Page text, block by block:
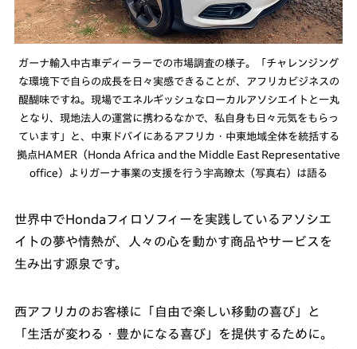
ガーナ輸入中古車ディーラーでの市場調査の様子。「チャレンジング
な環境下で自らの成長を日々実感できることが、アフリカビジネスの
醍醐味ですね。現場でエネルギッシュなローカルアソシエイトと一丸
となり、現地法人の運営に携わるなかで、私自身も日々元気をもらっ
ています」と、中東ドバイにあるアフリカ・中東地域全体を統括する
拠点HAMER（Honda Africa and the Middle East Representative
office）よりガーナ事業の支援を行う宇高瞭太（写真右）は語る
世界中でHondaフィロソフィーを実践しているアソシエ
イトの夢や情熱が、人々の心を動かす商品やサービスを
生み出す源泉です。
西アフリカのお客様に「自由で楽しい移動の喜び」と
「生活が変わる・豊かになる喜び」を提供するために。